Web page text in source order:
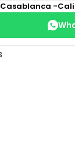
Casablanca -